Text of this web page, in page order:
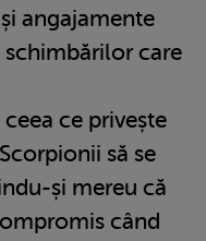
angajamente
care
ce privește
să se
și mereu că
când